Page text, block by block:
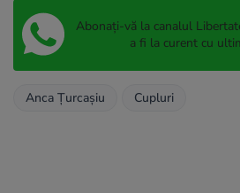
Abonați-vă la canalul
a fi la curent cu
Anca Țurcașiu Cupluri